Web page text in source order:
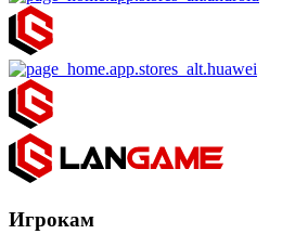
Игрокам